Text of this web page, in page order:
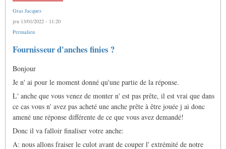
Gras Jacques
jeu 13/01/2022 - 11:20
Permalien
Fournisseur d'anches finies ?
Bonjour
Je n' ai pour le moment donné qu'une partie de la réponse.
L' anche que vous venez de monter n' est pas prête, il est vrai que dans
ce cas vous n' avez pas acheté une anche prête à être jouée j ai donc
amené une réponse différente de ce que vous avez demandé!
Donc il va falloir finaliser votre anche:
A: nous allons fraiser le culot avant de couper l' extrémité de notre